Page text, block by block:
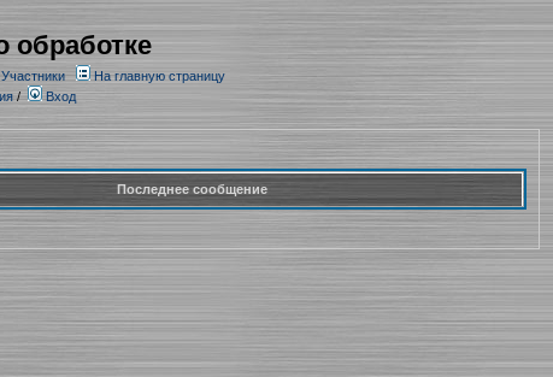
обработке
Участники
На главную страницу
/ Вход
Последнее сообщение